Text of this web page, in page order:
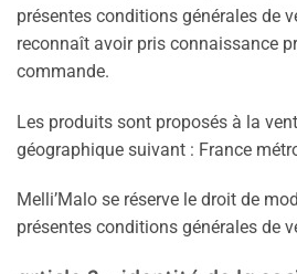
présentes conditions générales de
reconnaît avoir pris connaissance
commande.
Les produits sont proposés à la
géographique suivant : France
Melli’Malo se réserve le droit de
présentes conditions générales de